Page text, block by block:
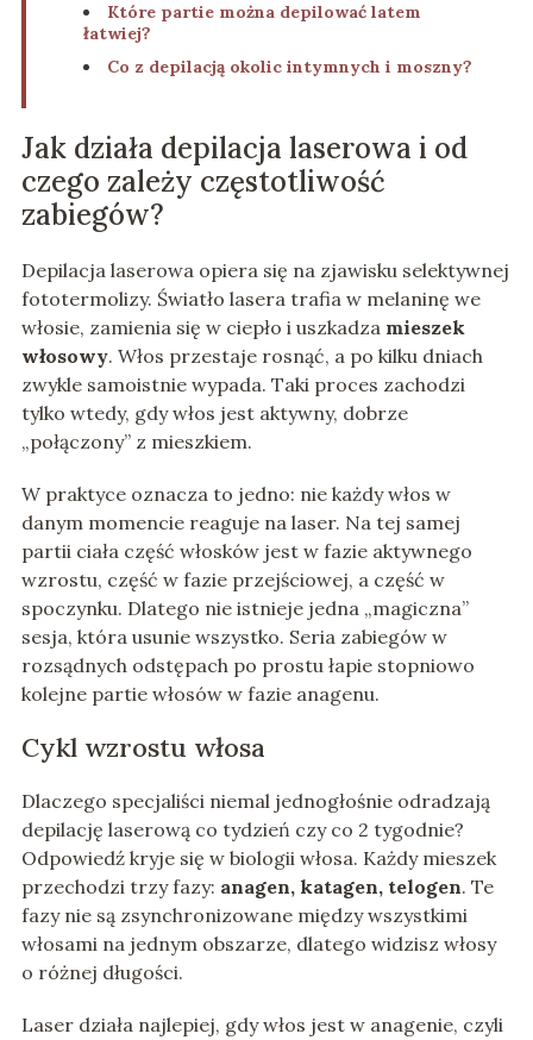
Które partie można depilować latem
łatwiej?
Co z depilacją okolic intymnych i moszny?
Jak działa depilacja laserowa i od
czego zależy częstotliwość
zabiegów?
Depilacja laserowa opiera się na zjawisku selektywnej
fototermolizy. Światło lasera trafia w melaninę we
włosie, zamienia się w ciepło i uszkadza mieszek
włosowy. Włos przestaje rosnąć, a po kilku dniach
zwykle samoistnie wypada. Taki proces zachodzi
tylko wtedy, gdy włos jest aktywny, dobrze
„połączony” z mieszkiem.
W praktyce oznacza to jedno: nie każdy włos w
danym momencie reaguje na laser. Na tej samej
partii ciała część włosków jest w fazie aktywnego
wzrostu, część w fazie przejściowej, a część w
spoczynku. Dlatego nie istnieje jedna „magiczna”
sesja, która usunie wszystko. Seria zabiegów w
rozsądnych odstępach po prostu łapie stopniowo
kolejne partie włosów w fazie anagenu.
Cykl wzrostu włosa
Dlaczego specjaliści niemal jednogłośnie odradzają
depilację laserową co tydzień czy co 2 tygodnie?
Odpowiedź kryje się w biologii włosa. Każdy mieszek
przechodzi trzy fazy: anagen, katagen, telogen. Te
fazy nie są zsynchronizowane między wszystkimi
włosami na jednym obszarze, dlatego widzisz włosy
o różnej długości.
Laser działa najlepiej, gdy włos jest w anagenie, czyli